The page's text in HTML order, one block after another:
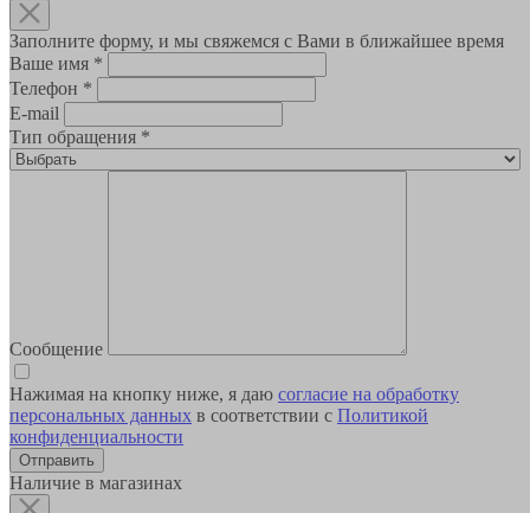
Заполните форму, и мы свяжемся с Вами в ближайшее время
Ваше имя *
Телефон *
E-mail
Тип обращения *
Сообщение
Нажимая на кнопку ниже, я даю согласие на обработку
персональных данных в соответствии с Политикой
конфиденциальности
Наличие в магазинах